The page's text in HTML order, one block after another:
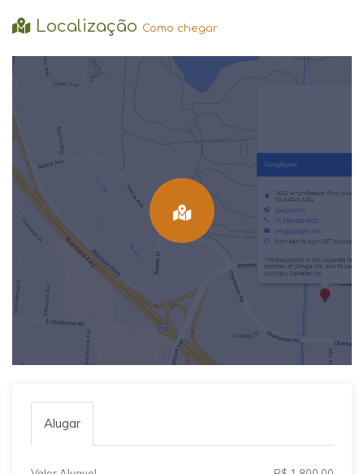
Localização Como chegar
Alugar